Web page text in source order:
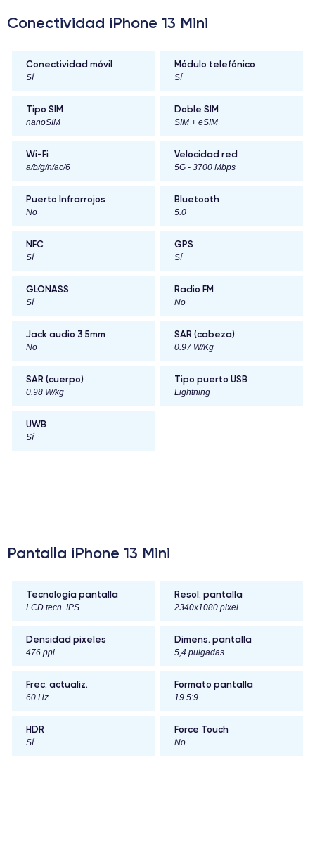
Conectividad iPhone 13 Mini
Conectividad móvil
Sí
Módulo telefónico
Sí
Tipo SIM
nanoSIM
Doble SIM
SIM + eSIM
Wi-Fi
a/b/g/n/ac/6
Velocidad red
5G - 3700 Mbps
Puerto Infrarrojos
No
Bluetooth
5.0
NFC
Sí
GPS
Sí
GLONASS
Sí
Radio FM
No
Jack audio 3.5mm
No
SAR (cabeza)
0.97 W/Kg
SAR (cuerpo)
0.98 W/kg
Tipo puerto USB
Lightning
UWB
Sí
Pantalla iPhone 13 Mini
Tecnología pantalla
LCD tecn. IPS
Resol. pantalla
2340x1080 pixel
Densidad pixeles
476 ppi
Dimens. pantalla
5,4 pulgadas
Frec. actualiz.
60 Hz
Formato pantalla
19.5:9
HDR
Sí
Force Touch
No